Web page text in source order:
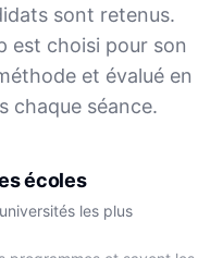
sont retenus.
est choisi pour son
et évalué en
chaque séance.
écoles
les plus